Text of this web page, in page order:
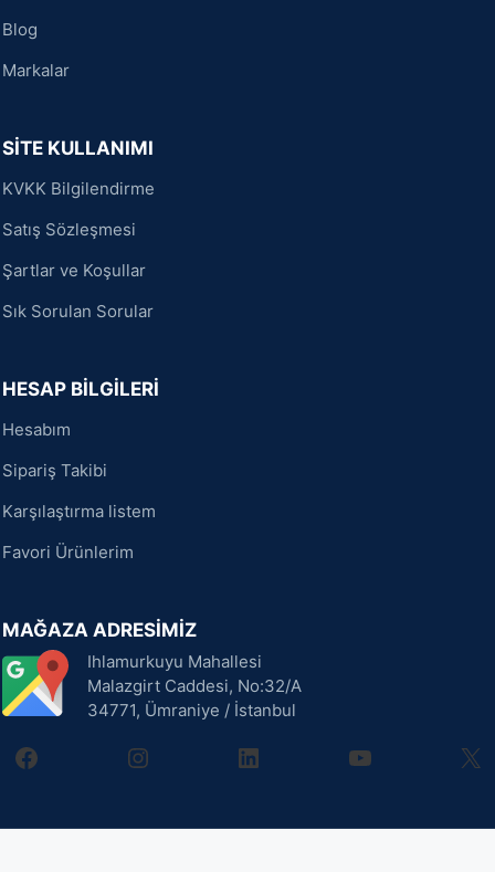
Blog
Markalar
SİTE KULLANIMI
KVKK Bilgilendirme
Satış Sözleşmesi
Şartlar ve Koşullar
Sık Sorulan Sorular
HESAP BİLGİLERİ
Hesabım
Sipariş Takibi
Karşılaştırma listem
Favori Ürünlerim
MAĞAZA ADRESİMİZ
Ihlamurkuyu Mahallesi
Malazgirt Caddesi, No:32/A
34771, Ümraniye / İstanbul
facebookinstagramlinkedin youtube X